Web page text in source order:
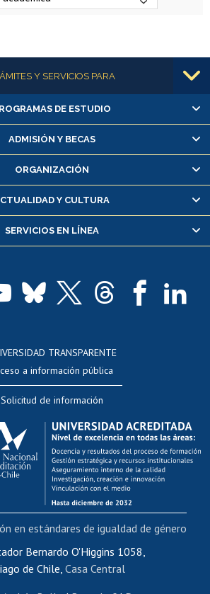
Y SERVICIOS PARA
os y exalumnas/os
Matrícula en línea
y cambio de asignaturas
y certificado de notas
Servicio médico y dental
de arancel y crédito alumnos
Docentes
Evaluación docente
Calificación académica
Postulación al AUCAI
Funcionarias/os
internos de capacitación
Bienestar del personal
de movilidad interna
Certificado de renta
de renta honorarios
DE ESTUDIO
ADMISIÓN Y BECAS
ORGANIZACIÓN
Y CULTURA
SERVICIOS EN LÍNEA
TRANSPARENTE
a información pública
Solicitud de información
Bernardo O'Higgins 1058,
de Chile,Casa Central
en estándares de igualdad de género